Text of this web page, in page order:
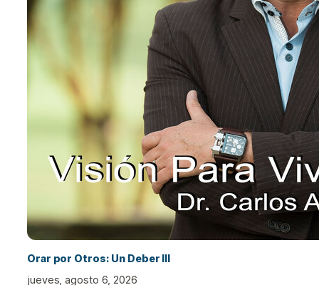
Orar por Otros: Un Deber III
jueves, agosto 6, 2026